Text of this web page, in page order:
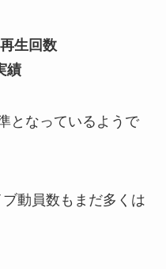
生回数
績
となっているようで
動員数もまだ多くは